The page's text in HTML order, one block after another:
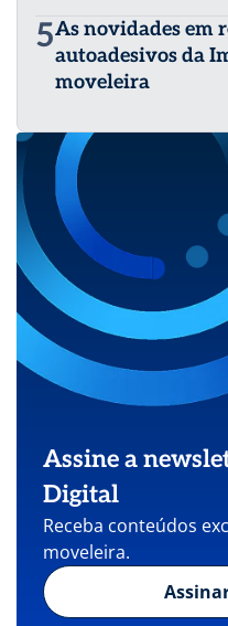
5As novidades em
autoadesivos da
moveleira
Assine a
Digital
Receba conteúdos
moveleira.